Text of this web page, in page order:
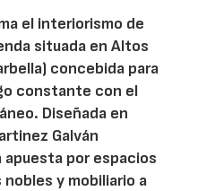
el interiorismo de
situada en Altos
concebida para
constante con el
Diseñada en
Galván
por espacios
y mobiliario a